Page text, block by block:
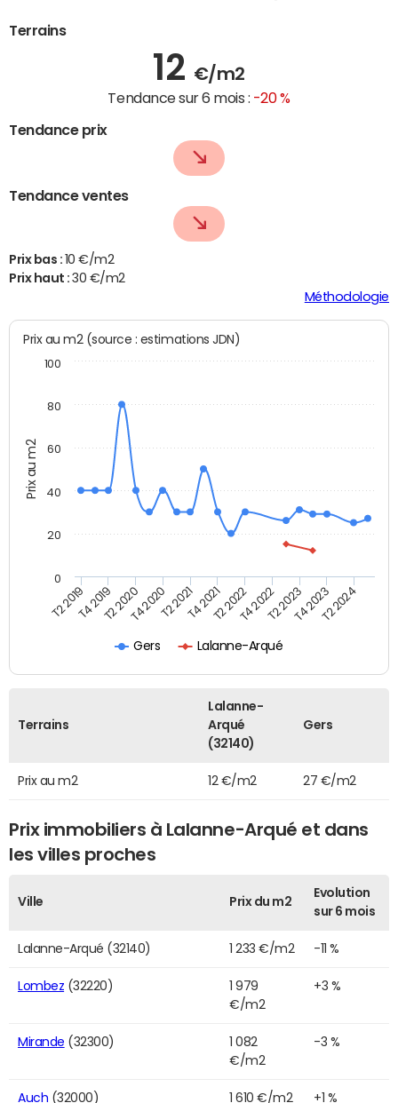
Terrains
12 €/m2
Tendance sur 6 mois : -20 %
Tendance prix
Tendance ventes
Prix bas : 10 €/m2
Prix haut :30 €/m2
Méthodologie
Prix au m2
Prix au m2 (source : estimations JDN)
Gers Lalanne-Arqué
T2 2019T4 2019T2 2020T4 2020T2 2021T4 2021T2 2022T4 2022T2 2023T4 2023T2 2024
0
20
40
60
80
100
Terrains
Lalanne-
Arqué
(32140)
Gers
Prix au m2 12 €/m2 27 €/m2
Prix immobiliers à Lalanne-Arqué et dans
les villes proches
Ville Prix du m2
Evolution
sur 6 mois
Lalanne-Arqué (32140) 1 233 €/m2 -11 %
Lombez (32220)
1 979
€/m2
+3 %
Mirande (32300)
1 082
€/m2
-3 %
Auch (32000) 1 610 €/m2 +1 %